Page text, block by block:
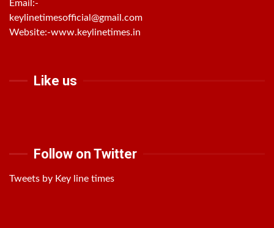
Email:-
keylinetimesofficial@gmail.com
Website:-www.keylinetimes.in
Like us
Follow on Twitter
Tweets by Key line times